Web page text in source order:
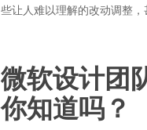
些让人难以理解的改动调整
微软设计团
你知道吗？